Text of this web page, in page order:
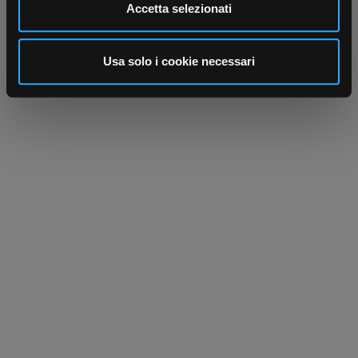
analizzare il nostro traffico. Condividiamo inoltre
informazioni sul modo in cui utilizza il nostro sito con i
nostri partner che si occupano di analisi dei dati web,
pubblicità e social media, i quali potrebbero combinarle
Accetta selezionati
Usa solo i cookie necessari